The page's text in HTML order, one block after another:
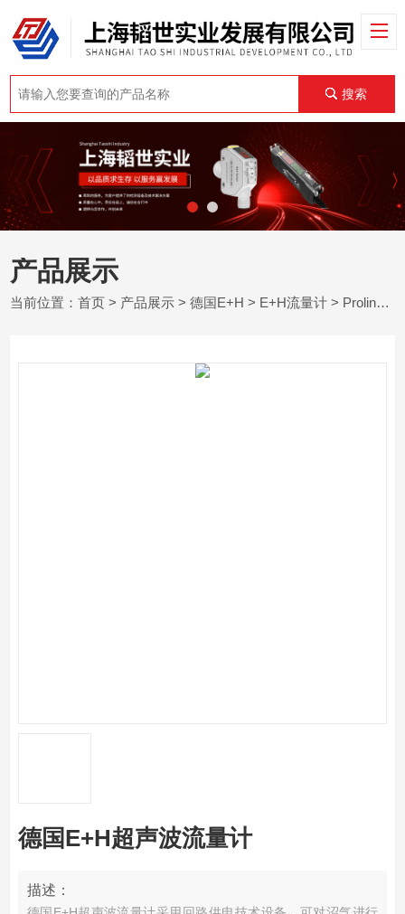
搜索
产品展示
当前位置：首页 > 产品展示 >德国E+H > E+H流量计 > Proline Prosonic Flow B 2德国E+H超声波流量计
德国E+H超声波流量计
描述：